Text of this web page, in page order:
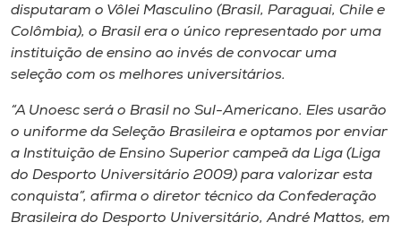
disputaram o Vôlei Masculino (Brasil, Paraguai, Chile e
Colômbia), o Brasil era o único representado por uma
instituição de ensino ao invés de convocar uma
seleção com os melhores universitários.
“A Unoesc será o Brasil no Sul-Americano. Eles usarão
o uniforme da Seleção Brasileira e optamos por enviar
a Instituição de Ensino Superior campeã da Liga (Liga
do Desporto Universitário 2009) para valorizar esta
conquista”, afirma o diretor técnico da Confederação
Brasileira do Desporto Universitário, André Mattos, em